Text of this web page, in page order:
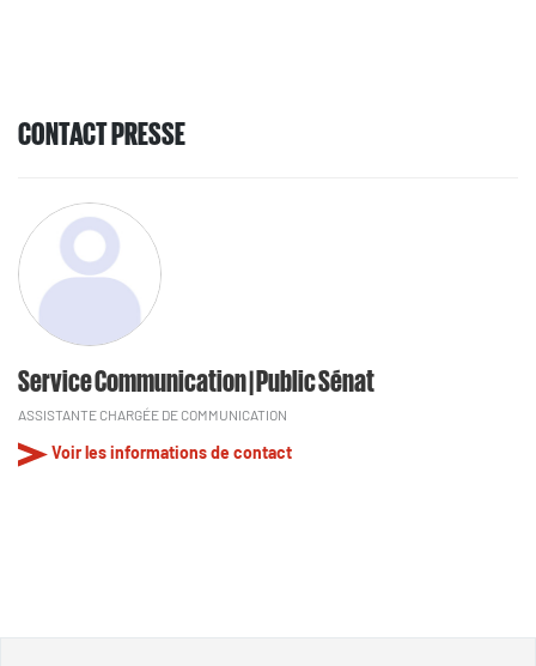
CONTACT PRESSE
Service Communication | Public Sénat
ASSISTANTE CHARGÉE DE COMMUNICATION
Voir les informations de contact